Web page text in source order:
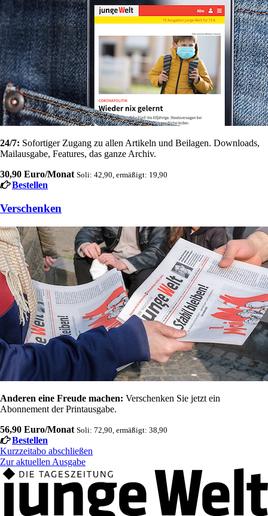
24/7: Sofortiger Zugang zu allen Artikeln und Beilagen. Downloads,
Mailausgabe, Features, das ganze Archiv.
30,90 Euro/Monat Soli: 42,90, ermäßigt: 19,90
Bestellen
Verschenken
Anderen eine Freude machen: Verschenken Sie jetzt ein
Abonnement der Printausgabe.
56,90 Euro/Monat Soli: 72,90, ermäßigt: 38,90
Bestellen
Kurzzeitabo abschließen
Zur aktuellen Ausgabe